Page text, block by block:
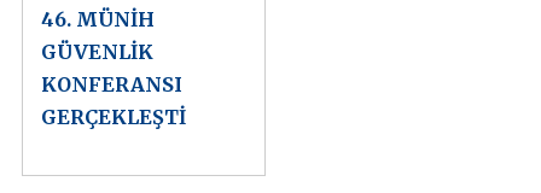
46. MÜNİH
GÜVENLİK
KONFERANSI
GERÇEKLEŞTİ